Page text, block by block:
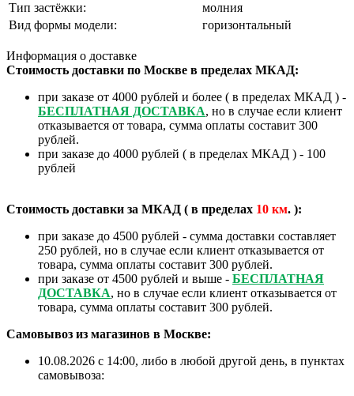
Тип застёжки:
молния
Вид формы модели:
горизонтальный
Информация о доставке
Стоимость доставки по Москве в пределах МКАД:
при заказе от 4000 рублей и более ( в пределах МКАД ) -
БЕСПЛАТНАЯ ДОСТАВКА, но в случае если клиент
отказывается от товара, сумма оплаты составит 300
рублей.
при заказе до 4000 рублей ( в пределах МКАД ) - 100
рублей
Стоимость доставки за МКАД ( в пределах 10 км. ):
при заказе до 4500 рублей - сумма доставки составляет
250 рублей, но в случае если клиент отказывается от
товара, сумма оплаты составит 300 рублей.
при заказе от 4500 рублей и выше - БЕСПЛАТНАЯ
ДОСТАВКА, но в случае если клиент отказывается от
товара, сумма оплаты составит 300 рублей.
Самовывоз из магазинов в Москве:
10.08.2026 с 14:00, либо в любой другой день, в пунктах
самовывоза: